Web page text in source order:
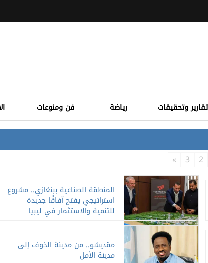
تقارير وتحقيقات رياضة فن ومنوعات
2
3
»
المنطقة الصناعية ببنغازي.. مشروع
استراتيجي يفتح آفاقًا جديدة
للتنمية والاستثمار في ليبيا
مقديشو.. من مدينة الخوف إلى
مدينة الأمل